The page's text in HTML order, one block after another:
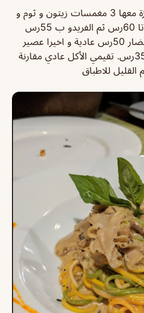
مطعم ايطالي هاديء، يبدأ بخبزة معها 3 مغمسات زيتون و ثوم و
جبن، عادية. طلبنا سلطة البوراتا 60رس ثم الفريدو ب 55رس
لذيذ و صلصة جميلة. و بيتزا خضار 50رس عادية و اخيرا عصير
اناناس مع نعناع جدا عادي ب35رس. تقيمي الأكل عادي مقارنة
للاطباق